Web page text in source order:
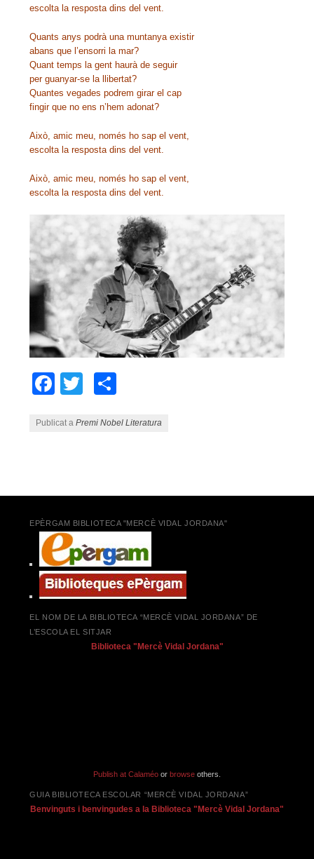
escolta la resposta dins del vent.
Quants anys podrà una muntanya existir
abans que l’ensorri la mar?
Quant temps la gent haurà de seguir
per guanyar-se la llibertat?
Quantes vegades podrem girar el cap
fingir que no ens n’hem adonat?
Això, amic meu, només ho sap el vent,
escolta la resposta dins del vent.
Això, amic meu, només ho sap el vent,
escolta la resposta dins del vent.
Facebook
Twitter
Publicat aPremi Nobel Literatura
EPÈRGAM BIBLIOTECA "MERCÈ VIDAL JORDANA"
EL NOM DE LA BIBLIOTECA “MERCÈ VIDAL JORDANA” DE
L’ESCOLA EL SITJAR
Biblioteca "Mercè Vidal Jordana"
Publish at Calaméo or browse others.
GUIA BIBLIOTECA ESCOLAR “MERCÈ VIDAL JORDANA”
Benvinguts i benvingudes a la Biblioteca "Mercè Vidal Jordana"